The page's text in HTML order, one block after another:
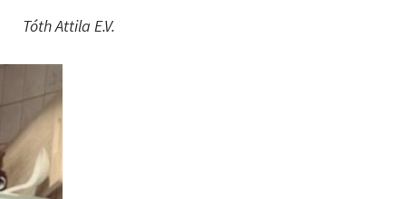
Tóth Attila E.V.